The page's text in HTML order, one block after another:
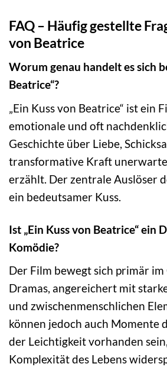
FAQ – Häufig gestellte
von Beatrice
Worum genau handelt es sich
Beatrice“?
„Ein Kuss von Beatrice“ ist ein
emotionale und oft
Geschichte über Liebe,
transformative Kraft
erzählt. Der zentrale Auslöser
ein bedeutsamer Kuss.
Ist „Ein Kuss von Beatrice“ ein
Komödie?
Der Film bewegt sich primär im
Dramas, angereichert mit
und zwischenmenschlichen
können jedoch auch Momente
der Leichtigkeit vorhanden
Komplexität des Lebens